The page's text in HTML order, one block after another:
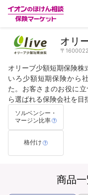
ランキ
保険を
保険会
イオン
キャン
コラム
オリ
〒
オリーブ少額短期保険
いろ少額短期保険から
た。お客さまのお役に
ら選ばれる保険会社を目
ソルベンシー・
マージン比率
格付け
商品